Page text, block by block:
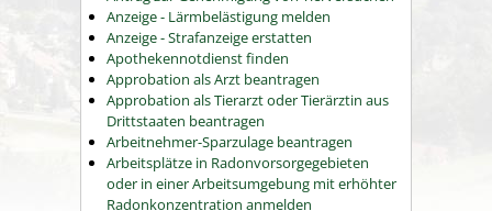
Anzeige - Lärmbelästigung melden
Anzeige - Strafanzeige erstatten
Apothekennotdienst finden
Approbation als Arzt beantragen
Approbation als Tierarzt oder Tierärztin aus
Drittstaaten beantragen
Arbeitnehmer-Sparzulage beantragen
Arbeitsplätze in Radonvorsorgegebieten
oder in einer Arbeitsumgebung mit erhöhter
Radonkonzentration anmelden